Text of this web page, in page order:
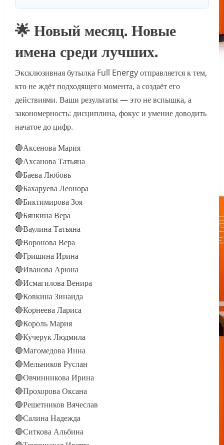
🌟 Новый месяц. Новые
имена среди лучших.
Эксклюзивная бутылка Full Energy отправляется к тем,
кто не ждёт подходящего момента, а создаёт его
действиями. Ваши результаты — это не вспышка, а
закономерность: дисциплина, фокус и умение доводить
начатое до цифр.
🔴Аксенова Мария
🔴Ахсанова Татьяна
🔴Баева Любовь
🔴Бахаруева Леонора
🔴Биктимирова Зоя
🔴Бянкина Вера
🔴Ваулина Татьяна
🔴Воронова Вера
🔴Гришина Ирина
🔴Иванова Арюна
🔴Исмагилова Венира
🔴Ковкина Зинаида
🔴Корнеева Лариса
🔴Король Мария
🔴Кучерук Людмила
🔴Магомедова Инна
🔴Мельников Руслан
🔴Овчинникова Ирина
🔴Прохорова Оксана
🔴Решетников Вячеслав
🔴Салина Надежда
🔴Ситкова Альбина